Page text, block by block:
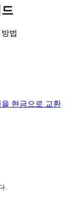
법
현금으로 교환
.